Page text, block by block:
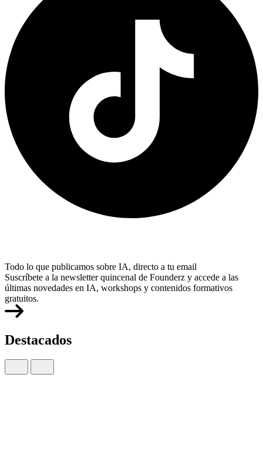
Todo lo que publicamos sobre IA, directo a tu email
Suscríbete a la newsletter quincenal de Founderz y accede a las
últimas novedades en IA, workshops y contenidos formativos
gratuitos.
Destacados